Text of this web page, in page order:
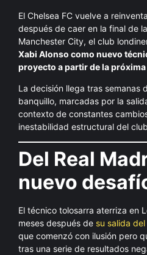
El Chelsea FC vuelve a
después de caer en la final de
Manchester City, el club
Xabi Alonso como nuevo
proyecto a partir de la
La decisión llega tras semanas
banquillo, marcadas por la
contexto de constantes
inestabilidad estructural del
Del Real
nuevo
El técnico tolosarra aterriza en
meses después de su salida
que comenzó con ilusión pero
tras una serie de resultados